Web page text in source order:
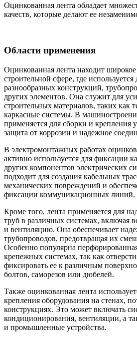
Оцинкованная лента обладает
качеств, которые делают ее
Области применения
Оцинкованная лента находит
строительной сфере, где
разнообразных конструкций,
других элементов. Она служит для
строительных материалов, таких как
каркасные системы. В
применяется для сборки и крепления
защита от коррозии и надежное
В электромонтажных работах
активно используется для фиксации
других компонентов электрических
подходит для создания кабельных
механических повреждений и
фиксации коммуникационных линий.
Кроме того, лента применяется для
труб в различных системах, включая
и вентиляцию. Она обеспечивает
трубопроводов, предотвращая их
Особенно популярна
крепежных системах, так как
фиксировать ее к различным
болтов, саморезов или дюбелей.
Также оцинкованная лента
крепления оборудования на стенах,
конструкциях. Это может включать
кондиционирования, вентиляции, а
и промышленные устройства.